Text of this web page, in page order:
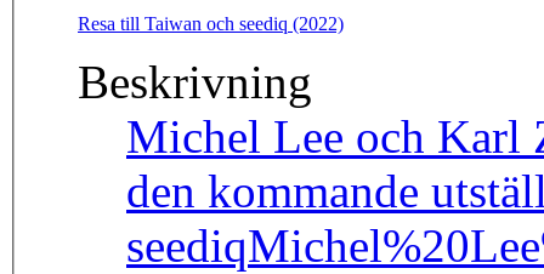
Resa till Taiwan och seediq (2022)
Beskrivning
Michel Lee och Karl
den kommande
seediq